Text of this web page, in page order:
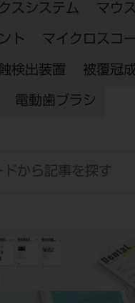
スシステム マウ
ト マイクロスコ
検出装置 被覆冠
電動歯ブラシ